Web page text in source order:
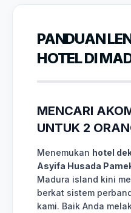
PANDUAN
HOTEL DI
MENCARI
UNTUK 2
Menemukan hotel
Asyifa Husada
Madura island kini
berkat sistem
kami. Baik Anda